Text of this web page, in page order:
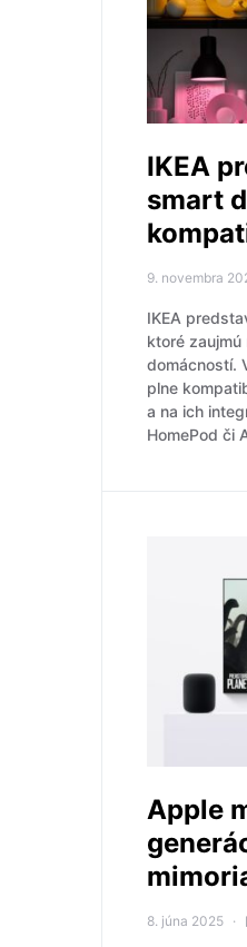
IKEA
smart
9. novembra
IKEA
ktoré
domácností.
plne
a na ich
HomePod či
Apple
8. júna 2025